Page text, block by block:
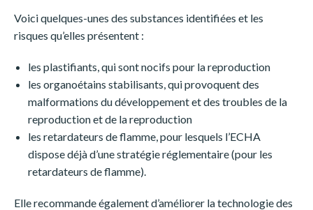
Voici quelques-unes des substances identifiées et les
risques qu’elles présentent :
les plastifiants, qui sont nocifs pour la reproduction
les organoétains stabilisants, qui provoquent des
malformations du développement et des troubles de la
reproduction et de la reproduction
les retardateurs de flamme, pour lesquels l’ECHA
dispose déjà d’une stratégie réglementaire (pour les
retardateurs de flamme).
Elle recommande également d’améliorer la technologie des